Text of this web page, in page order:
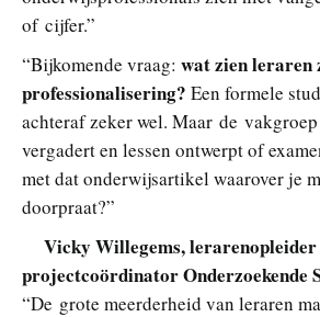
of cijfer.”
“Bijkomende vraag: wat zien leraren
professionalisering? Een formele
achteraf zeker wel. Maar de
vergadert en lessen ontwerpt of
metdat onderwijsartikel waarover je
doorpraat?”
Vicky Willegems, lerarenopleider
projectcoördinator Onderzoekende
“De grote meerderheid van leraren